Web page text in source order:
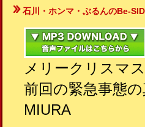
石川・ホンマ・ぶるんのBe-
メリークリスマ
前回の緊急事態
MIURA